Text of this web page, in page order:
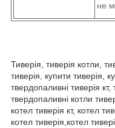
не
Тиверія, тиверія котли,
тиверія, купити тиверія,
твердопаливні тиверія
твердопаливні котли
котел тиверія кт, котел
котел тиверія,котел